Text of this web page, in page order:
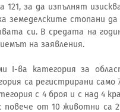
121, за да изпълнят
земеделските стопани
си. В средата на
на заявления.
І-ва категория за
са регистрирани само
с 4 броя и с над 4
от 10 животни са